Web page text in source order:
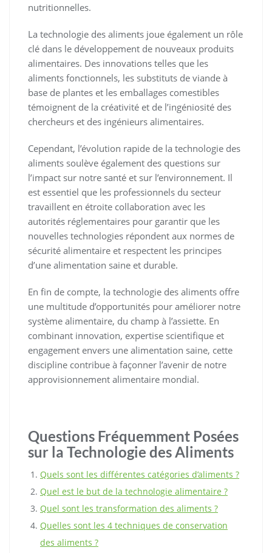
nutritionnelles.
La technologie des aliments joue également un rôle
clé dans le développement de nouveaux produits
alimentaires. Des innovations telles que les
aliments fonctionnels, les substituts de viande à
base de plantes et les emballages comestibles
témoignent de la créativité et de l’ingéniosité des
chercheurs et des ingénieurs alimentaires.
Cependant, l’évolution rapide de la technologie des
aliments soulève également des questions sur
l’impact sur notre santé et sur l’environnement. Il
est essentiel que les professionnels du secteur
travaillent en étroite collaboration avec les
autorités réglementaires pour garantir que les
nouvelles technologies répondent aux normes de
sécurité alimentaire et respectent les principes
d’une alimentation saine et durable.
En fin de compte, la technologie des aliments offre
une multitude d’opportunités pour améliorer notre
système alimentaire, du champ à l’assiette. En
combinant innovation, expertise scientifique et
engagement envers une alimentation saine, cette
discipline contribue à façonner l’avenir de notre
approvisionnement alimentaire mondial.
Questions Fréquemment Posées
sur la Technologie des Aliments
Quels sont les différentes catégories d’aliments ?
Quel est le but de la technologie alimentaire ?
Quel sont les transformation des aliments ?
Quelles sont les 4 techniques de conservation
des aliments ?